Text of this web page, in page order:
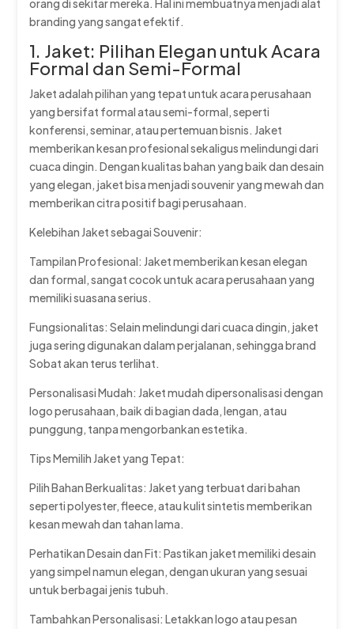
orang di sekitar mereka. Hal ini membuatnya menjadi alat
branding yang sangat efektif.
1. Jaket: Pilihan Elegan untuk Acara
Formal dan Semi-Formal
Jaket adalah pilihan yang tepat untuk acara perusahaan
yang bersifat formal atau semi-formal, seperti
konferensi, seminar, atau pertemuan bisnis. Jaket
memberikan kesan profesional sekaligus melindungi dari
cuaca dingin. Dengan kualitas bahan yang baik dan desain
yang elegan, jaket bisa menjadi souvenir yang mewah dan
memberikan citra positif bagi perusahaan.
Kelebihan Jaket sebagai Souvenir:
Tampilan Profesional: Jaket memberikan kesan elegan
dan formal, sangat cocok untuk acara perusahaan yang
memiliki suasana serius.
Fungsionalitas: Selain melindungi dari cuaca dingin, jaket
juga sering digunakan dalam perjalanan, sehingga brand
Sobat akan terus terlihat.
Personalisasi Mudah: Jaket mudah dipersonalisasi dengan
logo perusahaan, baik di bagian dada, lengan, atau
punggung, tanpa mengorbankan estetika.
Tips Memilih Jaket yang Tepat:
Pilih Bahan Berkualitas: Jaket yang terbuat dari bahan
seperti polyester, fleece, atau kulit sintetis memberikan
kesan mewah dan tahan lama.
Perhatikan Desain dan Fit: Pastikan jaket memiliki desain
yang simpel namun elegan, dengan ukuran yang sesuai
untuk berbagai jenis tubuh.
Tambahkan Personalisasi: Letakkan logo atau pesan